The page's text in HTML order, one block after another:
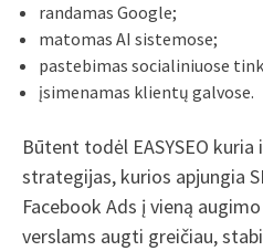
randamas Google;
matomas AI sistemose;
pastebimas socialiniuose
įsimenamas klientų galvose.
Būtent todėl EASYSEO
strategijas, kurios apjungia
Facebook Ads į vieną
verslams augti greičiau,